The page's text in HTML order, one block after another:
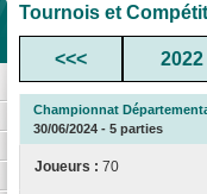
Tournois et
<<< 2022
Championnat
30/06/2024 - 5 parties
Joueurs : 70